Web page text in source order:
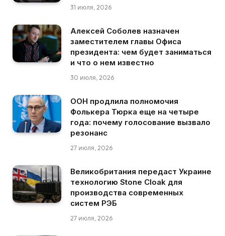
31 июля, 2026
Алексей Соболев назначен
заместителем главы Офиса
президента: чем будет заниматься
и что о нем известно
30 июля, 2026
ООН продлила полномочия
Фолькера Тюрка еще на четыре
года: почему голосование вызвало
резонанс
27 июля, 2026
Великобритания передаст Украине
технологию Stone Cloak для
производства современных
систем РЭБ
27 июля, 2026